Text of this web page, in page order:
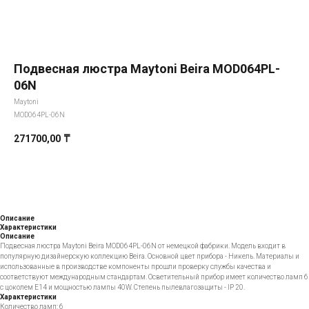
Подвесная люстра Maytoni Beira MOD064PL-
06N
Maytoni
MOD064PL-06N
271700,00 ₸
Описание
Характеристики
Описание
Подвесная люстра Maytoni Beira MOD064PL-06N от немецкой фабрики. Модель входит в
популярную дизайнерскую коллекцию Beira. Основной цвет прибора - Никель. Материалы и
использованные в производстве компоненты прошли проверку службы качества и
соответствуют международным стандартам. Осветительный прибор имеет количество ламп 6
с цоколем E14 и мощностью лампы 40W. Степень пылевлагозащиты - IP 20.
Характеристики
Количество ламп: 6